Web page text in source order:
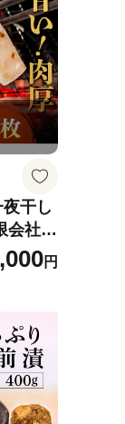
干し
会社ヤ
産 海鮮
円